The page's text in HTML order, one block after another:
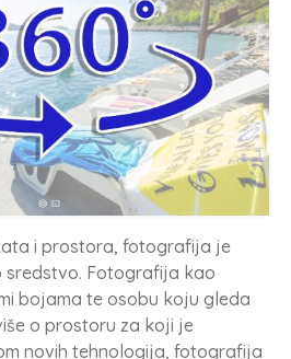
i prostora, fotografija je
sredstvo. Fotografija kao
bojama te osobu koju gleda
o prostoru za koji je
novih tehnologija, fotografija